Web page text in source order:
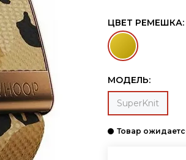
ЦВЕТ РЕМЕШКА:
МОДЕЛЬ:
SuperKnit